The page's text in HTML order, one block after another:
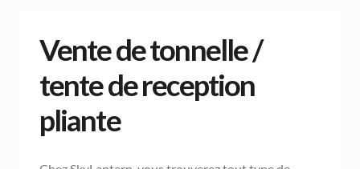
Vente de tonnelle /
tente de reception
pliante